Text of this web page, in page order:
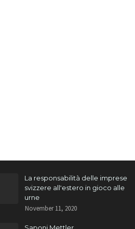
La responsabilità delle imprese
svizzere all'estero in gioco alle
urne
November 11, 2020
Saponi Mettler